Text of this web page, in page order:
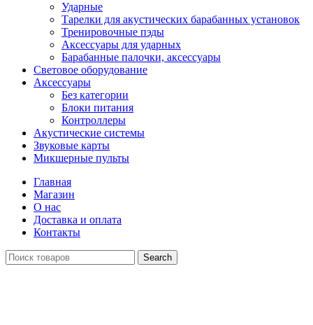
Ударные
Тарелки для акустических барабанных установок
Тренировочные пэды
Аксессуары для ударных
Барабанные палочки, аксессуары
Световое оборудование
Аксессуары
Без категории
Блоки питания
Контроллеры
Акустические системы
Звуковые карты
Микшерные пульты
Главная
Магазин
О нас
Доставка и оплата
Контакты
Search